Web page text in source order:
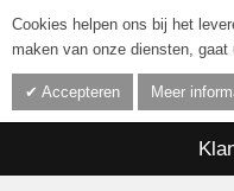
Cookies helpen ons bij het
maken van onze diensten,
Accepteren Meer